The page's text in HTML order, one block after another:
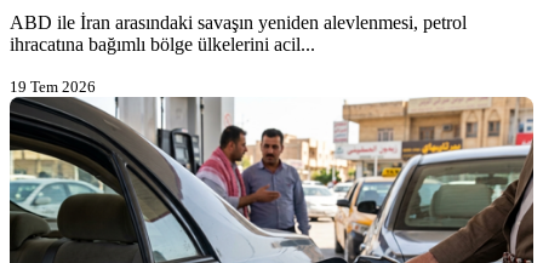
ABD ile İran arasındaki savaşın yeniden alevlenmesi, petrol
ihracatına bağımlı bölge ülkelerini acil...
19 Tem 2026